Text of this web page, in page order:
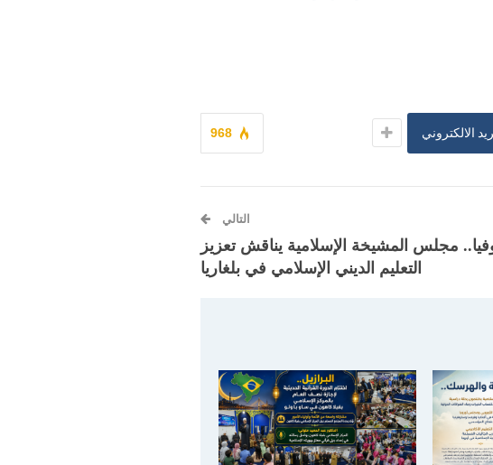
968 الالكتروني
التالي
مجلس المشيخة الإسلامية يناقش تعزيز
التعليم الديني الإسلامي في بلغاريا